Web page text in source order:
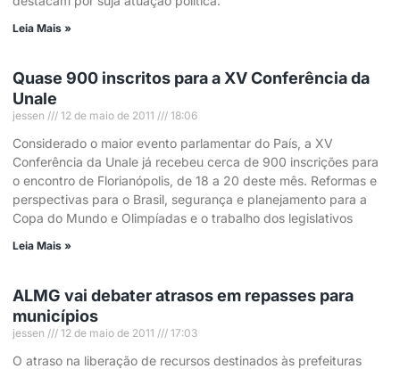
Leia Mais »
Quase 900 inscritos para a XV Conferência da
Unale
jessen 12 de maio de 2011 18:06
Considerado o maior evento parlamentar do País, a XV
Conferência da Unale já recebeu cerca de 900 inscrições para
o encontro de Florianópolis, de 18 a 20 deste mês. Reformas e
perspectivas para o Brasil, segurança e planejamento para a
Copa do Mundo e Olimpíadas e o trabalho dos legislativos
Leia Mais »
ALMG vai debater atrasos em repasses para
municípios
jessen 12 de maio de 2011 17:03
O atraso na liberação de recursos destinados às prefeituras